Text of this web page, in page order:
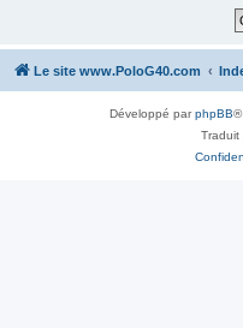
Le site www.PoloG40.com
Développé parphpBB®
Traduit